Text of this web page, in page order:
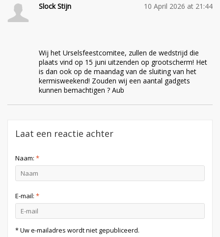
Slock Stijn 10 April 2026 at 21:44
Wij het Urselsfeestcomitee, zullen de wedstrijd die
plaats vind op 15 juni uitzenden op grootscherm! Het
is dan ook op de maandag van de sluiting van het
kermisweekend! Zouden wij een aantal gadgets
kunnen bemachtigen ? Aub
Laat een reactie achter
Naam: *
E-mail: *
* Uw e-mailadres wordt niet gepubliceerd.